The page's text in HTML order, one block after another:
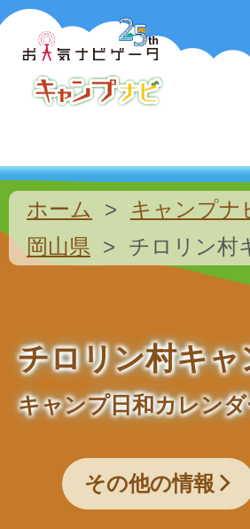
ホーム キャンプナ
岡山県
チロリン村
チロリン村キ
キャンプ日和カレン
その他の情報